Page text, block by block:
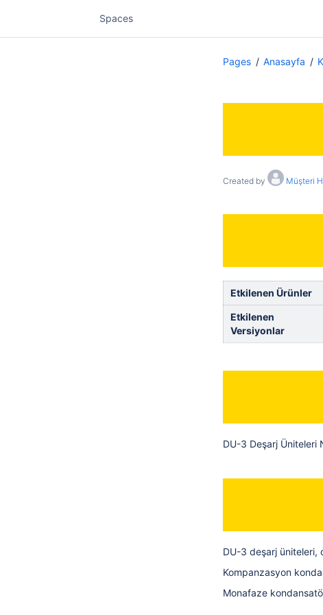
Spaces
Pages Anasayfa
Created by Müşteri
Etkilenen Ürünler
Etkilenen
Versiyonlar
DU-3 Deşarj Üniteleri
DU-3 deşarj üniteleri,
Kompanzasyon
Monafaze